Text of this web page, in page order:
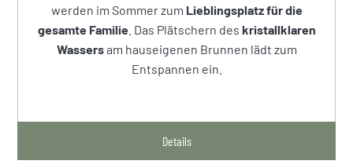
werden im Sommer zum Lieblingsplatz für die
gesamte Familie . Das Plätschern des kristallklaren
Wassersam hauseigenen Brunnen lädt zum
Entspannen ein.
Details